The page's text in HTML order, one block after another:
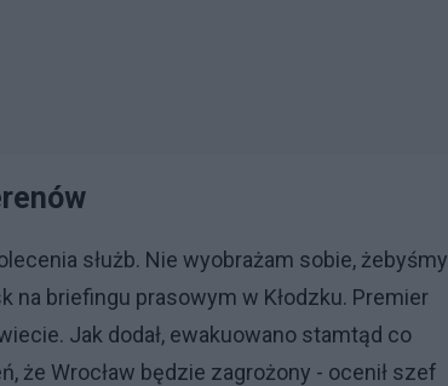
służb. Nie wyobrażam sobie, żebyśmy
na briefingu prasowym w Kłodzku. Premier
Jak dodał, ewakuowano stamtąd co
że Wrocław będzie zagrożony - ocenił szef